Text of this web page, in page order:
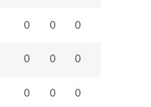
0 0 0
0 0 0
0 0 0